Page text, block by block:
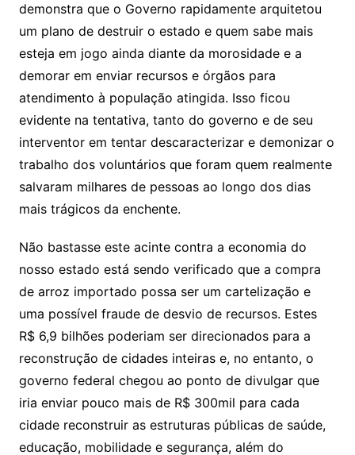
demonstra que o Governo rapidamente arquitetou
um plano de destruir o estado e quem sabe mais
esteja em jogo ainda diante da morosidade e a
demorar em enviar recursos e órgãos para
atendimento à população atingida. Isso ficou
evidente na tentativa, tanto do governo e de seu
interventor em tentar descaracterizar e demonizar o
trabalho dos voluntários que foram quem realmente
salvaram milhares de pessoas ao longo dos dias
mais trágicos da enchente.
Não bastasse este acinte contra a economia do
nosso estado está sendo verificado que a compra
de arroz importado possa ser um cartelização e
uma possível fraude de desvio de recursos. Estes
R$ 6,9 bilhões poderiam ser direcionados para a
reconstrução de cidades inteiras e, no entanto, o
governo federal chegou ao ponto de divulgar que
iria enviar pouco mais de R$ 300mil para cada
cidade reconstruir as estruturas públicas de saúde,
educação, mobilidade e segurança, além do